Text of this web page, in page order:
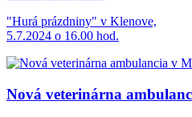
"Hurá prázdniny" v Klenove,
5.7.2024 o 16.00 hod.
Nová veterinárna